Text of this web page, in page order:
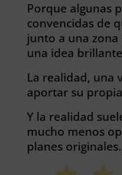
Porque algunas
convencidas de
junto a una
una idea
La realidad, una
aportar su
Y la realidad
mucho menos
planes originales.